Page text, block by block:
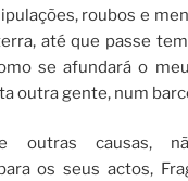
roubos e
até que passe
se afundará o
outra gente, num
outras causas,
os seus actos,